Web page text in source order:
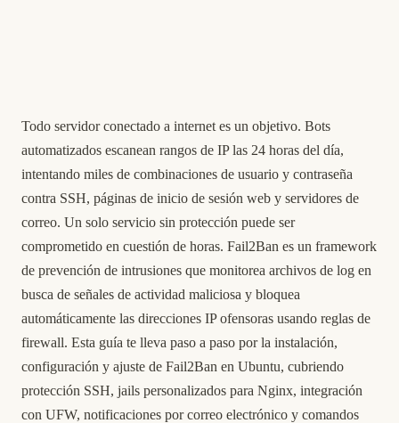
Todo servidor conectado a internet es un objetivo. Bots
automatizados escanean rangos de IP las 24 horas del día,
intentando miles de combinaciones de usuario y contraseña
contra SSH, páginas de inicio de sesión web y servidores de
correo. Un solo servicio sin protección puede ser
comprometido en cuestión de horas. Fail2Ban es un framework
de prevención de intrusiones que monitorea archivos de log en
busca de señales de actividad maliciosa y bloquea
automáticamente las direcciones IP ofensoras usando reglas de
firewall. Esta guía te lleva paso a paso por la instalación,
configuración y ajuste de Fail2Ban en Ubuntu, cubriendo
protección SSH, jails personalizados para Nginx, integración
con UFW, notificaciones por correo electrónico y comandos